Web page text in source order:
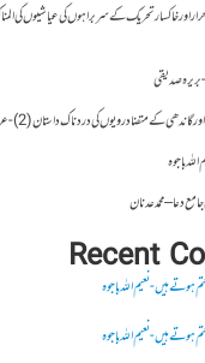
اور خاکسار تحریک کے سربراہوں کی عیاشیوں کی
صدیقی
کے متضاد رویوں کی درد ناک داستان (2)- عرفان علی عزیز
باجوہ
دعا – محمد عدنان
Recent
ہیں- نعیم اللہ باجوہ
ہیں- نعیم اللہ باجوہ